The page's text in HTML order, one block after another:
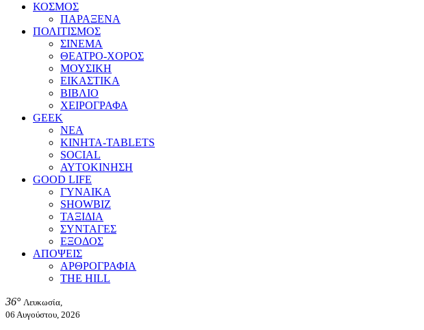
ΚΟΣΜΟΣ
ΠΑΡΑΞΕΝΑ
ΠΟΛΙΤΙΣΜΟΣ
ΣΙΝΕΜΑ
ΘΕΑΤΡΟ-ΧΟΡΟΣ
ΜΟΥΣΙΚΗ
ΕΙΚΑΣΤΙΚΑ
ΒΙΒΛΙΟ
ΧΕΙΡΟΓΡΑΦΑ
GEEK
ΝΕΑ
ΚΙΝΗΤΑ-TABLETS
SOCIAL
ΑΥΤΟΚΙΝΗΣΗ
GOOD LIFE
ΓΥΝΑΙΚΑ
SHOWBIZ
ΤΑΞΙΔΙΑ
ΣΥΝΤΑΓΕΣ
ΕΞΟΔΟΣ
ΑΠΟΨΕΙΣ
ΑΡΘΡΟΓΡΑΦΙΑ
THE HILL
36° Λευκωσία,
06 Αυγούστου, 2026